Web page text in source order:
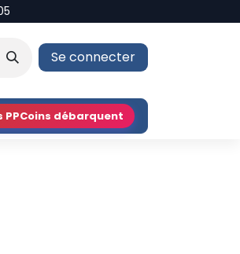
Se connecter
PPCoins débarquent